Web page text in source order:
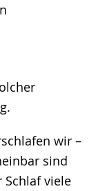
wir –
sind
viele